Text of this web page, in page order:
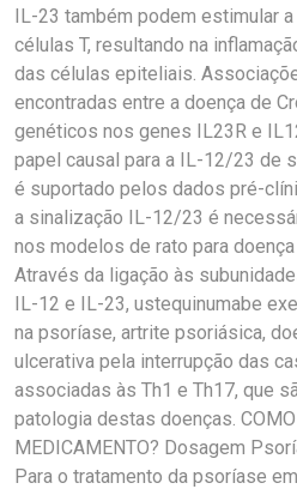
IL-23 também podem estimular
células T, resultando na
das células epiteliais.
encontradas entre a doença de
genéticos nos genes IL23R e
papel causal para a IL-12/23 de
é suportado pelos dados pré-
a sinalização IL-12/23 é
nos modelos de rato para
Através da ligação às
IL-12 e IL-23, ustequinumabe
na psoríase, artrite psoriásica,
ulcerativa pela interrupção das
associadas às Th1 e Th17, que
patologia destas doenças. COMO
MEDICAMENTO? Dosagem
Para o tratamento da psoríase